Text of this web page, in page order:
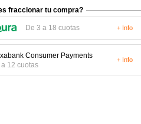
fraccionar tu compra?
De 3 a 18 cuotas + Info
a 12 cuotas
+ Info